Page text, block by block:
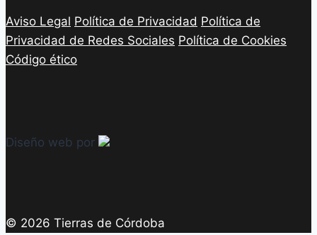
Aviso Legal Política de Privacidad Política de
Privacidad de Redes Sociales Política de Cookies
Código ético
Diseño web por
© 2026 Tierras de Córdoba